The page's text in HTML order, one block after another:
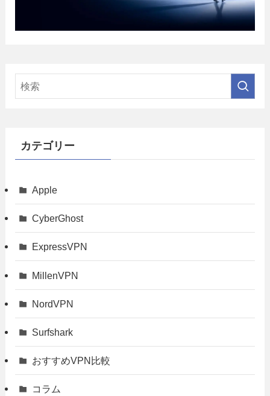
カテゴリー
Apple
CyberGhost
ExpressVPN
MillenVPN
NordVPN
Surfshark
おすすめVPN比較
コラム